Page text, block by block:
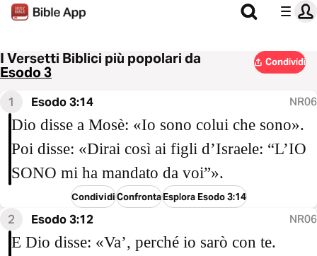
I Versetti Biblici più popolari da
Esodo 3
Condividi
1 Esodo 3:14 NR06
Dio disse a Mosè: «Io sono colui che sono».
Poi disse: «Dirai così ai figli d’Israele: “L’IO
SONO mi ha mandato da voi”».
CondividiConfrontaEsplora Esodo 3:14
2 Esodo 3:12 NR06
E Dio disse: «Va’, perché io sarò con te.